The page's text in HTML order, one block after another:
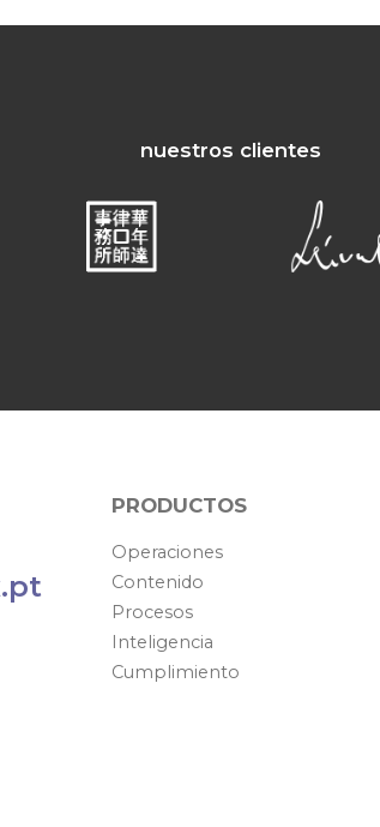
nuestros clientes
PRODUCTOS
Operaciones
Contenido
Procesos
Inteligencia
Cumplimiento